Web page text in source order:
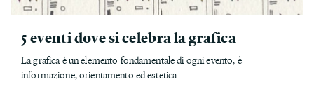
5 eventi dove si celebra la grafica
La grafica è un elemento fondamentale di ogni evento, è
informazione, orientamento ed estetica...